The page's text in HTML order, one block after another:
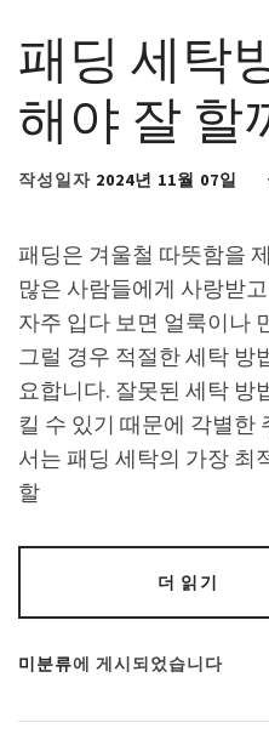
패딩 세탁
해야 잘 할
작성일자 2024년 11월 07일
패딩은 겨울철 따뜻함을
많은 사람들에게 사랑받
자주 입다 보면 얼룩이나
그럴 경우 적절한 세탁 방
요합니다. 잘못된 세탁 방
킬 수 있기 때문에 각별한
서는 패딩 세탁의 가장 최
할
더 읽기
미분류에 게시되었습니다